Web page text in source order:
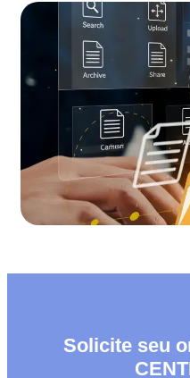
Solicite seu